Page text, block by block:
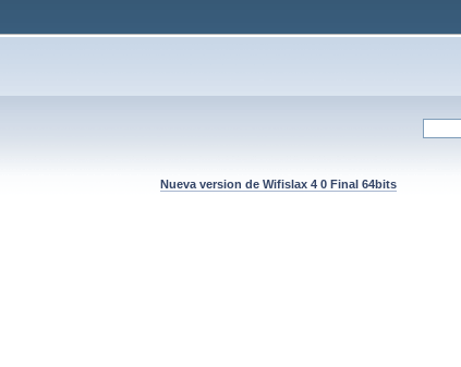
Nueva version de Wifislax 4 0 Final 64bits